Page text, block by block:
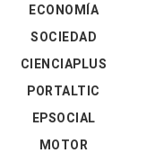
ECONOMÍA
SOCIEDAD
CIENCIAPLUS
PORTALTIC
EPSOCIAL
MOTOR